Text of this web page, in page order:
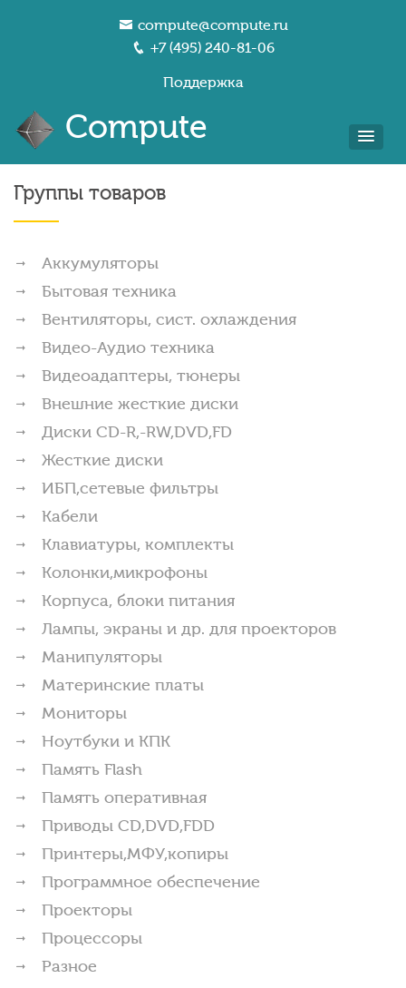
compute@compute.ru
+7 (495) 240-81-06
Поддержка
Compute
Группы товаров
Аккумуляторы
Бытовая техника
Вентиляторы, сист. охлаждения
Видео-Аудио техника
Видеоадаптеры, тюнеры
Внешние жесткие диски
Диски CD-R,-RW,DVD,FD
Жесткие диски
ИБП,сетевые фильтры
Кабели
Клавиатуры, комплекты
Колонки,микрофоны
Корпуса, блоки питания
Лампы, экраны и др. для проекторов
Манипуляторы
Материнские платы
Мониторы
Ноутбуки и КПК
Память Flash
Память оперативная
Приводы CD,DVD,FDD
Принтеры,МФУ,копиры
Программное обеспечение
Проекторы
Процессоры
Разное